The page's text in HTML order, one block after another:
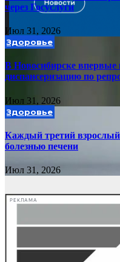
через Госуслуги
Июл 31, 2026
Здоровье
В Новосибирске впервые
диспансеризацию по
Июл 31, 2026
Здоровье
Каждый третий взрослый
болезнью печени
Июл 31, 2026
РЕКЛАМА